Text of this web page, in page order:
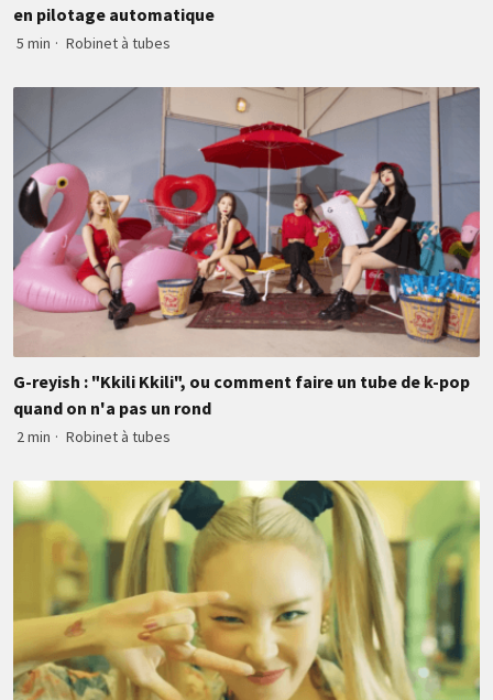
en pilotage automatique
5 min · Robinet à tubes
G-reyish : "Kkili Kkili", ou comment faire un tube de k-pop
quand on n'a pas un rond
2 min · Robinet à tubes